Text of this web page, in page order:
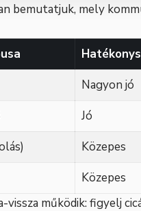
bemutatjuk, mely
Nagyon jó
Jó
Közepes
Közepes
vissza működik: figyelj